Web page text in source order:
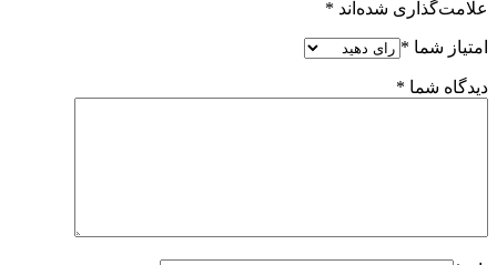
علامت‌گذاری شده‌اند *
امتیاز شما *
دیدگاه شما *